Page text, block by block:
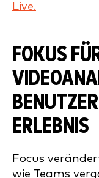
Live.
FOKUS
ERLEBNIS
Focus
wie Teams